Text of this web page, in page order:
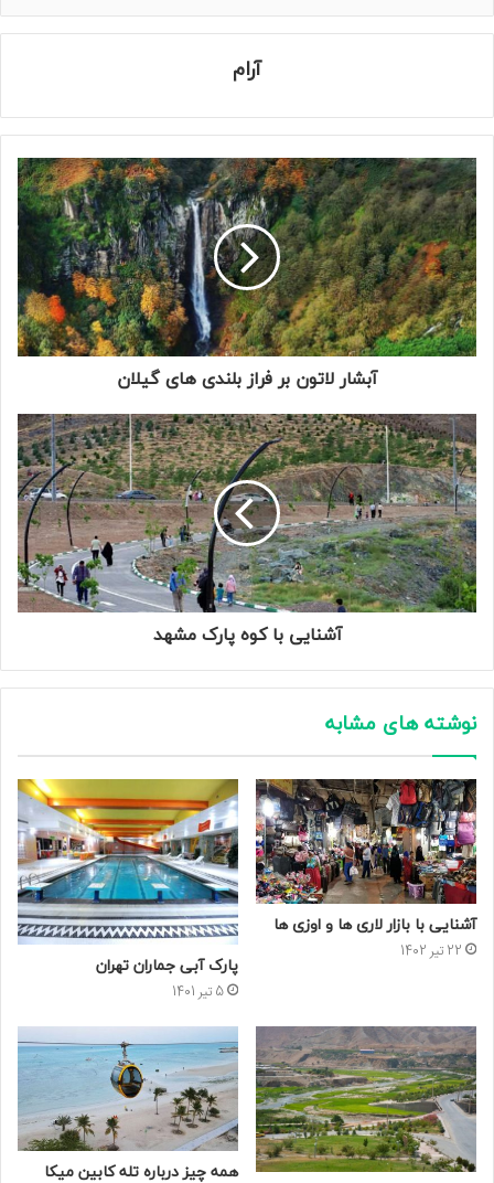
آرام
آبشار لاتون بر فراز بلندی های گیلان
آشنایی با کوه پارک مشهد
نوشته های مشابه
آشنایی با بازار لاری ها و اوزی ها
22 تیر 1402
پارک آبی جماران تهران
5 تیر 1401
همه چیز درباره تله کابین میکا